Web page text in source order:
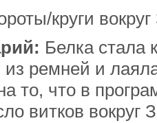
круги
Белка стала
из ремней и
то, что в
витков вокруг